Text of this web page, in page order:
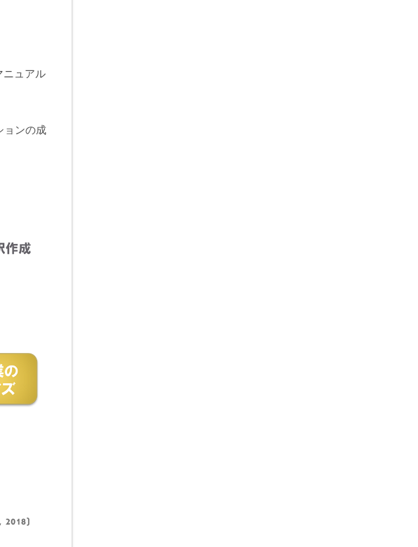
ニュアル
ョンの成